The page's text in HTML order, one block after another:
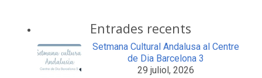
Entrades recents
Setmana Cultural Andalusa al Centre
de Dia Barcelona 3
29 juliol, 2026